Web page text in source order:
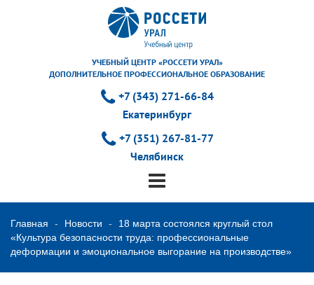
УЧЕБНЫЙ ЦЕНТР «РОССЕТИ УРАЛ»
ДОПОЛНИТЕЛЬНОЕ ПРОФЕССИОНАЛЬНОЕ ОБРАЗОВАНИЕ
+7 (343) 271-66-84
Екатеринбург
+7 (351) 267-81-77
Челябинск
Главная Новости
18 марта состоялся круглый стол
«Культура безопасности труда: профессиональные
деформации и эмоциональное выгорание на производстве»